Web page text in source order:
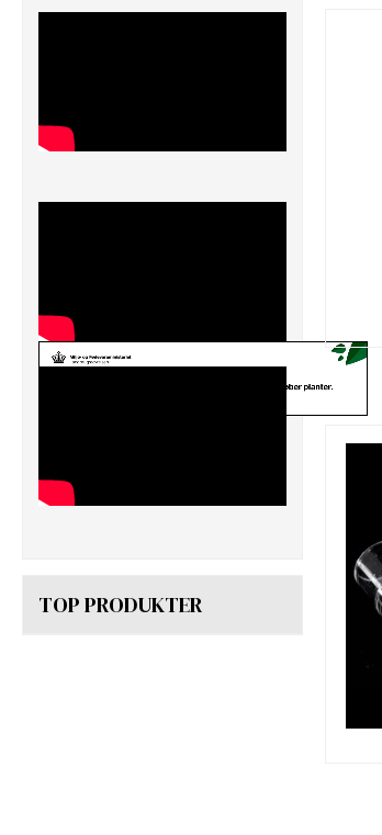
TOP PRODUKTER